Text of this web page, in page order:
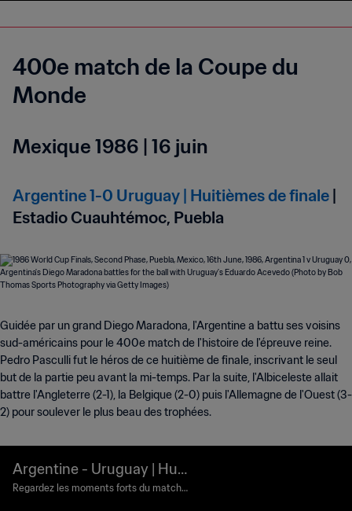
400e match de la Coupe du
Monde
Mexique 1986 | 16 juin
Argentine 1-0 Uruguay | Huitièmes de finale|
Estadio Cuauhtémoc, Puebla
Guidée par un grand Diego Maradona, l'Argentine a battu ses voisins
sud-américains pour le 400e match de l'histoire de l'épreuve reine.
Pedro Pasculli fut le héros de ce huitième de finale, inscrivant le seul
but de la partie peu avant la mi-temps. Par la suite, l'Albiceleste allait
battre l'Angleterre (2-1), la Belgique (2-0) puis l'Allemagne de l'Ouest (3-
2) pour soulever le plus beau des trophées.
Argentine - Uruguay | Huit
ièmes de finale | Coupe du
Regardez les moments forts du match